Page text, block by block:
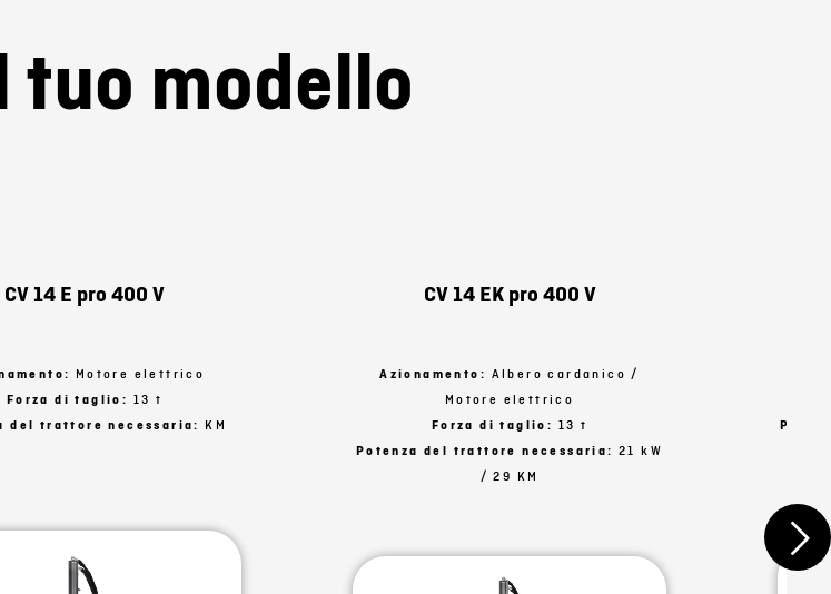
tuo modello
CV 14 E pro 400 V
Motore elettrico
Forza di taglio: 13 t
del trattore necessaria: KM
CV 14 EK pro 400 V
Azionamento: Albero cardanico /
Motore elettrico
Forza di taglio: 13 t
Potenza del trattore necessaria:21 kW
/ 29 KM